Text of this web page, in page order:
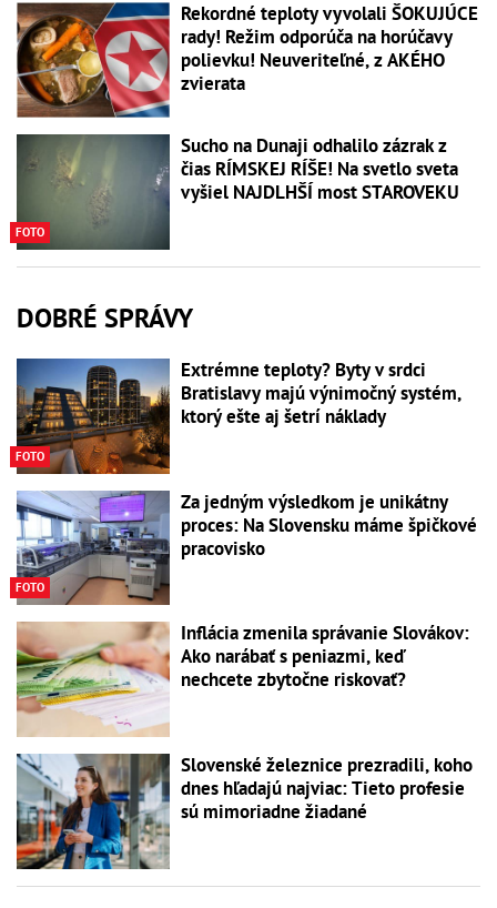
Rekordné teploty vyvolali ŠOKUJÚCE
rady! Režim odporúča na horúčavy
polievku! Neuveriteľné, z AKÉHO
zvierata
FOTO
Sucho na Dunaji odhalilo zázrak z
čias RÍMSKEJ RÍŠE! Na svetlo sveta
vyšiel NAJDLHŠÍ most STAROVEKU
DOBRÉ SPRÁVY
FOTO
Extrémne teploty? Byty v srdci
Bratislavy majú výnimočný systém,
ktorý ešte aj šetrí náklady
FOTO
Za jedným výsledkom je unikátny
proces: Na Slovensku máme špičkové
pracovisko
Inflácia zmenila správanie Slovákov:
Ako narábať s peniazmi, keď
nechcete zbytočne riskovať?
Slovenské železnice prezradili, koho
dnes hľadajú najviac: Tieto profesie
sú mimoriadne žiadané